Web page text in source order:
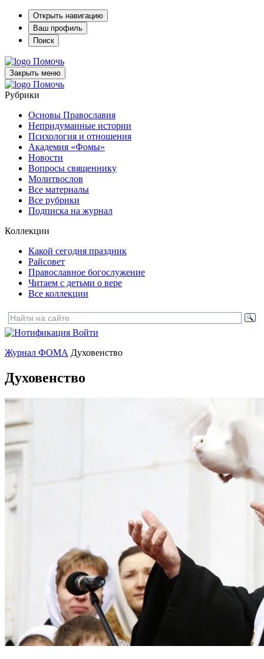
Открыть навигацию
Ваш профиль
Поиск
Помочь
Закрыть меню
Помочь
Рубрики
Основы Православия
Непридуманные истории
Психология и отношения
Академия «Фомы»
Новости
Вопросы священнику
Молитвослов
Все материалы
Все рубрики
Подписка на журнал
Коллекции
Какой сегодня праздник
Райсовет
Православное богослужение
Читаем с детьми о вере
Все коллекции
Войти
Журнал ФОМА Духовенство
Духовенство